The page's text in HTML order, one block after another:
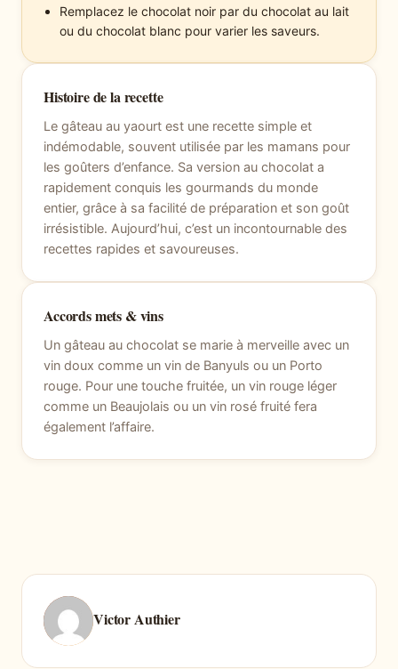
Remplacez le chocolat noir par du chocolat au lait
ou du chocolat blanc pour varier les saveurs.
Histoire de la recette
Le gâteau au yaourt est une recette simple et
indémodable, souvent utilisée par les mamans pour
les goûters d’enfance. Sa version au chocolat a
rapidement conquis les gourmands du monde
entier, grâce à sa facilité de préparation et son goût
irrésistible. Aujourd’hui, c’est un incontournable des
recettes rapides et savoureuses.
Accords mets & vins
Un gâteau au chocolat se marie à merveille avec un
vin doux comme un vin de Banyuls ou un Porto
rouge. Pour une touche fruitée, un vin rouge léger
comme un Beaujolais ou un vin rosé fruité fera
également l’affaire.
Victor Authier